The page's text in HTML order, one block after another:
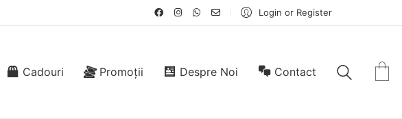
Login or Register
Cadouri Promoții Despre Noi Contact